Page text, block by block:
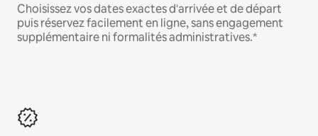
Choisissez vos dates exactes d'arrivée et de départ
puis réservez facilement en ligne, sans engagement
supplémentaire ni formalités administratives.*